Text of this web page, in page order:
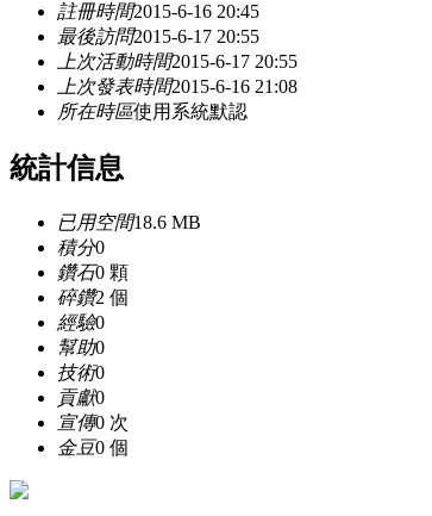
註冊時間2015-6-16 20:45
最後訪問2015-6-17 20:55
上次活動時間2015-6-17 20:55
上次發表時間2015-6-16 21:08
所在時區使用系統默認
統計信息
已用空間18.6 MB
積分0
鑽石0 顆
碎鑽2 個
經驗0
幫助0
技術0
貢獻0
宣傳0 次
金豆0 個